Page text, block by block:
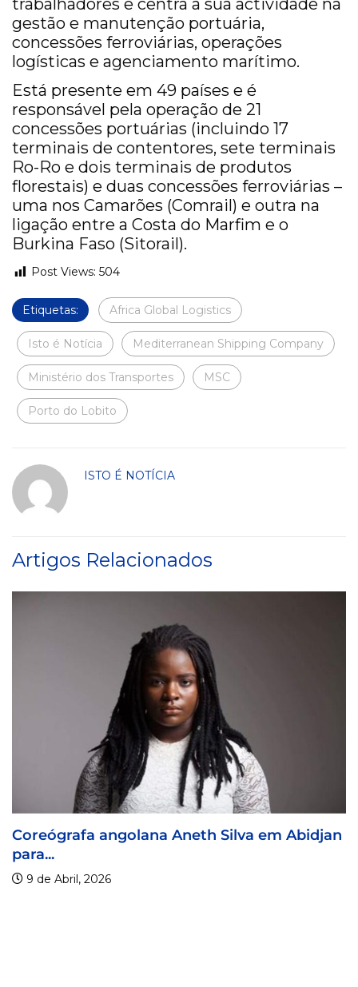
trabalhadores e centra a sua actividade na
gestão e manutenção portuária,
concessões ferroviárias, operações
logísticas e agenciamento marítimo.
Está presente em 49 países e é
responsável pela operação de 21
concessões portuárias (incluindo 17
terminais de contentores, sete terminais
Ro-Ro e dois terminais de produtos
florestais) e duas concessões ferroviárias –
uma nos Camarões (Comrail) e outra na
ligação entre a Costa do Marfim e o
Burkina Faso (Sitorail).
Post Views: 504
Etiquetas: Africa Global Logistics
Isto é Notícia Mediterranean Shipping Company
Ministério dos Transportes MSC
Porto do Lobito
ISTO É NOTÍCIA
Artigos Relacionados
Aneth Silva em Abidjan Visa For